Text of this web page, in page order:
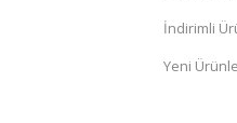
İndirimli
Yeni